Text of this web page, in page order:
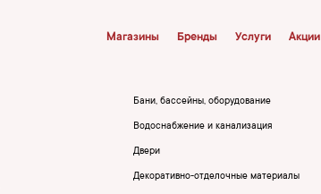
Магазины Бренды Услуги Акции
Бани, бассейны, оборудование
Водоснабжение и канализация
Двери
Декоративно-отделочные материалы